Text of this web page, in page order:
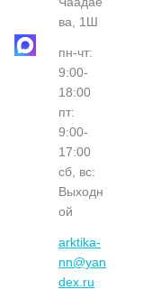
ва, 1Ш
пн-чт:
9:00-
18:00
пт:
9:00-
17:00
сб, вс:
Выходн
ой
arktika-
nn@yan
dex.ru